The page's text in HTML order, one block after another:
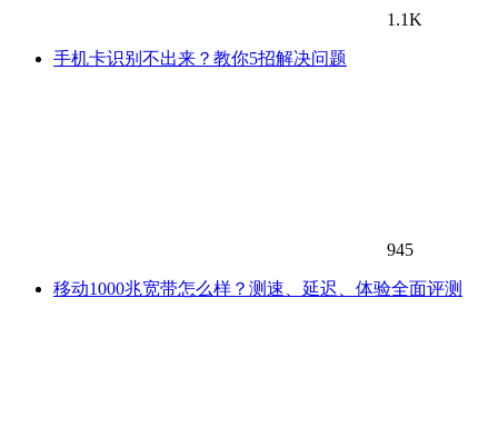
1.1K
手机卡识别不出来？教你5招解决问题
945
移动1000兆宽带怎么样？测速、延迟、体验全面评测